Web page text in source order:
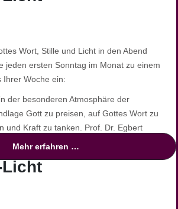
Frieden, und tanken Sie neue Kraft für
Wort, Stille und Licht in den Abend
jeden ersten Sonntag im Monat zu einem
Ihrer Woche ein:
der besonderen Atmosphäre der
Gott zu preisen, auf Gottes Wort zu
und Kraft zu tanken. Prof. Dr. Egbert
der TU Dortmund, und
Simon Daubhäußer gestalten gemeinsam
und Gebet, begleitet von Klängen und
Frieden, und tanken Sie neue Kraft für
Mehr erfahren …